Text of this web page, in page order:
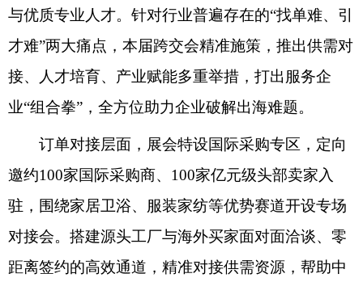
与优质专业人才。针对行业普遍存在的“找单难、引
才难”两大痛点，本届跨交会精准施策，推出供需对
接、人才培育、产业赋能多重举措，打出服务企
业“组合拳”，全方位助力企业破解出海难题。
订单对接层面，展会特设国际采购专区，定向
邀约100家国际采购商、100家亿元级头部卖家入
驻，围绕家居卫浴、服装家纺等优势赛道开设专场
对接会。搭建源头工厂与海外买家面对面洽谈、零
距离签约的高效通道，精准对接供需资源，帮助中